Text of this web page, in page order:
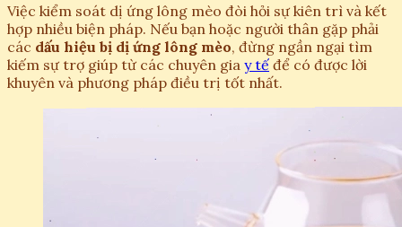
Việc kiểm soát dị ứng lông mèo đòi hỏi sự kiên trì và kết
hợp nhiều biện pháp. Nếu bạn hoặc người thân gặp phải
các dấu hiệu bị dị ứng lông mèo, đừng ngần ngại tìm
kiếm sự trợ giúp từ các chuyên gia y tế để có được lời
khuyên và phương pháp điều trị tốt nhất.